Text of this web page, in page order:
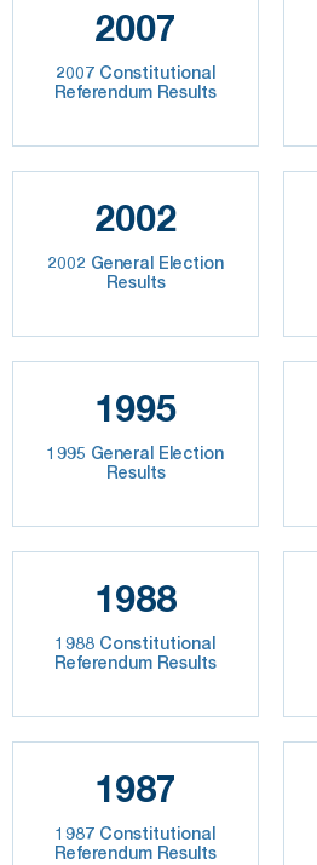
2007
2007 Constitutional
Referendum Results
2002
2002 General Election
Results
1995
1995 General Election
Results
1988
1988 Constitutional
Referendum Results
1987
1987 Constitutional
Referendum Results